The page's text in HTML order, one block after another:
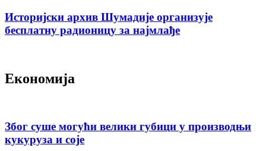
Историјски архив Шумадије организује
бесплатну радионицу за најмлађе
Економија
Због суше могући велики губици у производњи
кукуруза и соје